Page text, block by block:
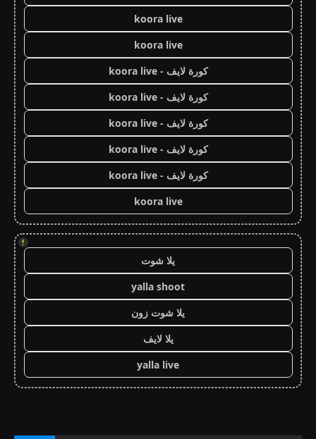
koora live
koora live
كورة لايف - koora live
كورة لايف - koora live
كورة لايف - koora live
كورة لايف - koora live
كورة لايف - koora live
koora live
!
يلا شوت
yalla shoot
يلا شوت زون
يلا لايف
yalla live